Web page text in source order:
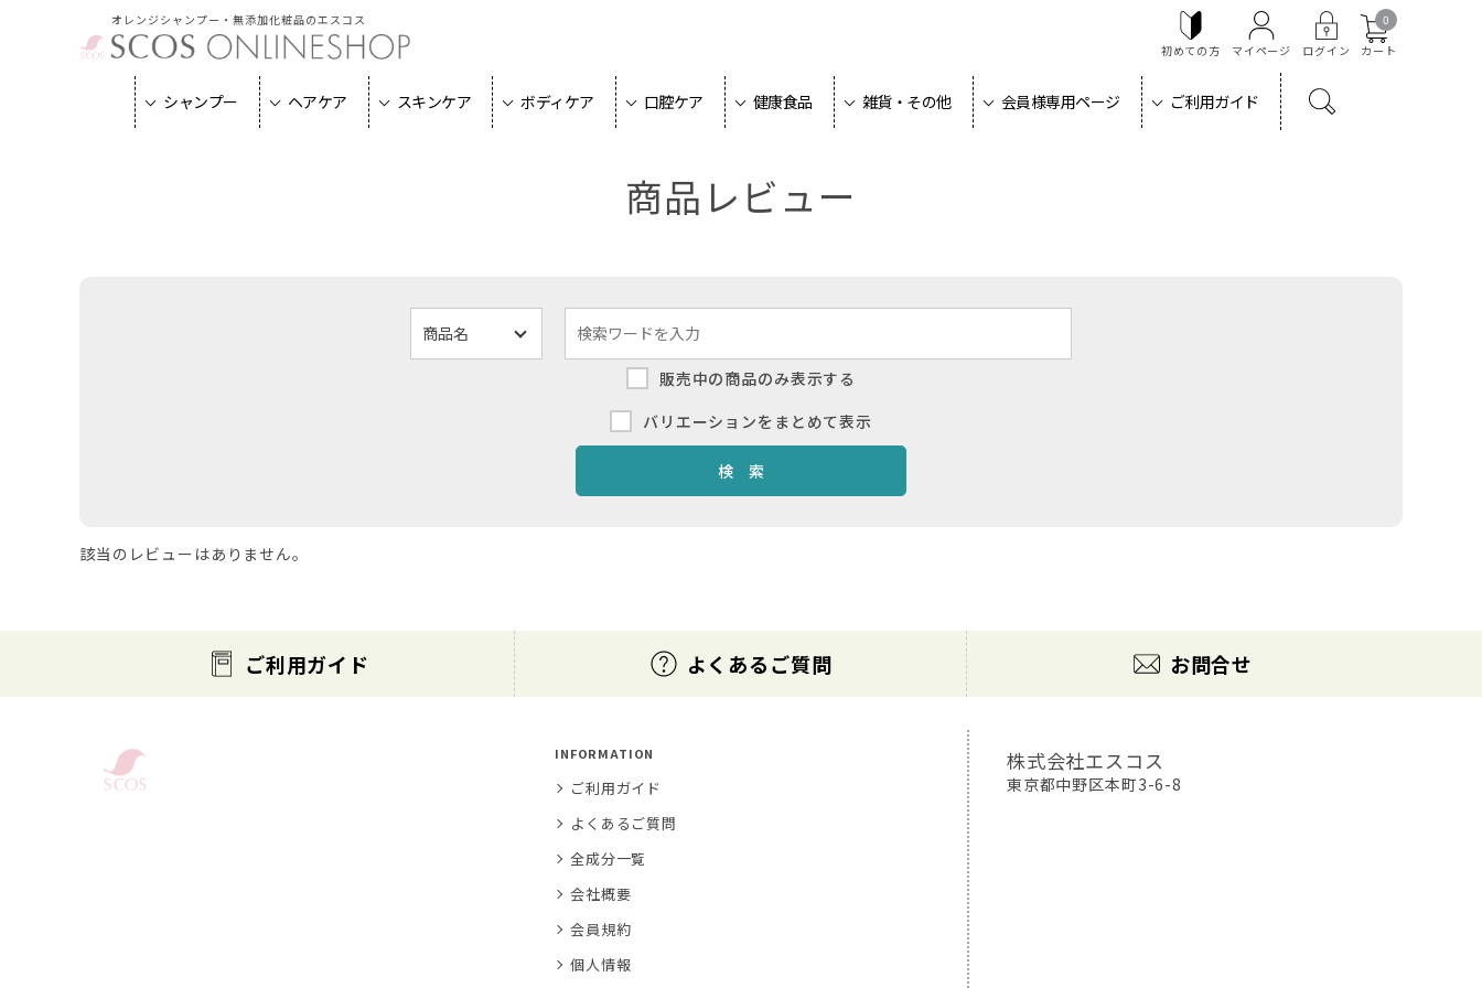
オレンジシャンプー・無添加化粧品のエスコス
初めての方
マイページ ログイン
0
カート
シャンプー ヘアケア スキンケア ボディケア 口腔ケア 健康食品 雑貨・その他 会員様専用ページ ご利用ガイド
商品レビュー
販売中の商品のみ表示する
バリエーションをまとめて表示
該当のレビューはありません。
ご利用ガイド よくあるご質問 お問合せ
INFORMATION
ご利用ガイド
よくあるご質問
全成分一覧
会社概要
会員規約
個人情報
株式会社エスコス
東京都中野区本町3-6-8